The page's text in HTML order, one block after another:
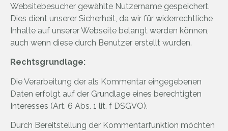
Websitebesucher gewählte Nutzername gespeichert.
Dies dient unserer Sicherheit, da wir für widerrechtliche
Inhalte auf unserer Webseite belangt werden können,
auch wenn diese durch Benutzer erstellt wurden.
Rechtsgrundlage:
Die Verarbeitung der als Kommentar eingegebenen
Daten erfolgt auf der Grundlage eines berechtigten
Interesses (Art. 6 Abs. 1 lit. f DSGVO).
Durch Bereitstellung der Kommentarfunktion möchten